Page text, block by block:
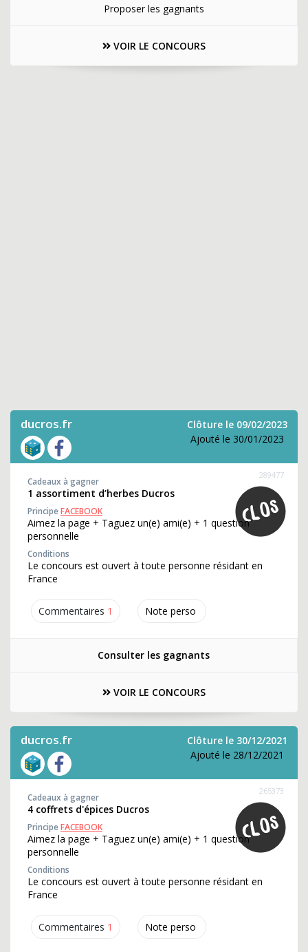
Proposer les gagnants
VOIR LE CONCOURS
ducros.fr
Clôture le 09/02/2023
Ajouté le 30/01/2023
Commentaires 1 Note perso
289477
Cadeaux à gagner
1 assortiment d’herbes Ducros
PrincipeFACEBOOK
Aimez la page + Taguez un(e) ami(e) + 1 question
personnelle
Conditions
Le concours est ouvert à toute personne résidant en
France
Consulter les gagnants
VOIR LE CONCOURS
ducros.fr
Clôture le 30/12/2021
Ajouté le 28/12/2021
Commentaires 1 Note perso
265373
Cadeaux à gagner
4 coffrets d'épices Ducros
PrincipeFACEBOOK
Aimez la page + Taguez un(e) ami(e) + 1 question
personnelle
Conditions
Le concours est ouvert à toute personne résidant en
France